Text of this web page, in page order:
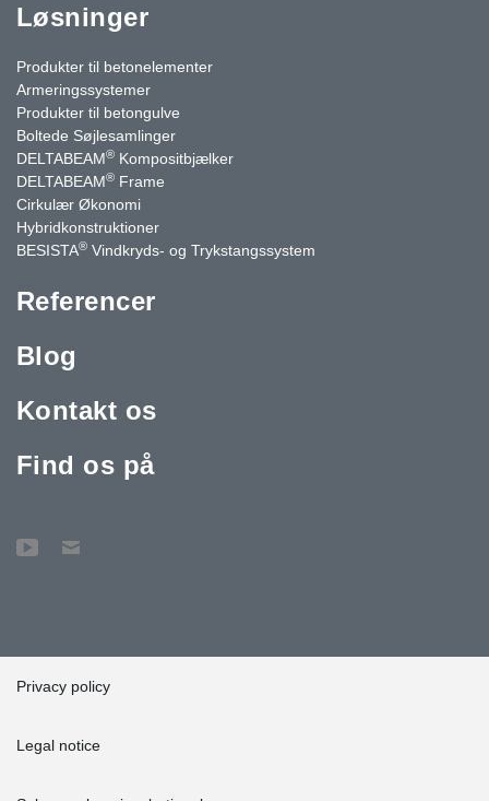
Løsninger
Produkter til betonelementer
Armeringssystemer
Produkter til betongulve
Boltede Søjlesamlinger
DELTABEAM® Kompositbjælker
DELTABEAM® Frame
Cirkulær Økonomi
Hybridkonstruktioner
BESISTA® Vindkryds- og Trykstangssystem
Referencer
Blog
Kontakt os
Find os på
Privacy policy
Legal notice